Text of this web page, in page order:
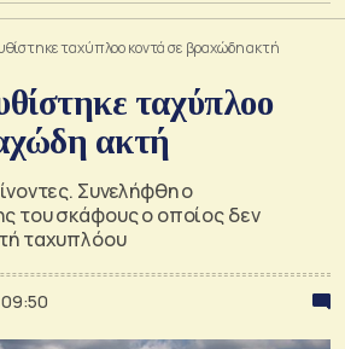
ταχύπλοο κοντά σε βραχώδη ακτή
ταχύπλοο
ακτή
Συνελήφθη ο
του σκάφους ο οποίος δεν
ταχυπλόου
09:50